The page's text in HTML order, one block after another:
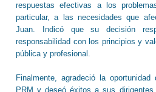
respuestas efectivas a los
particular, a las necesidades que
Juan. Indicó que su decisión
responsabilidad con los principios y
pública y profesional.
Finalmente, agradeció la
PRM y deseó éxitos a sus